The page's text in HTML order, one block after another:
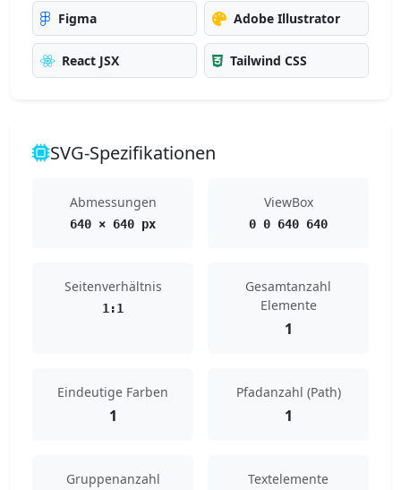
Figma Adobe Illustrator
React JSX Tailwind CSS
SVG-Spezifikationen
Abmessungen
640 × 640 px
ViewBox
0 0 640 640
Seitenverhältnis
1:1
Gesamtanzahl
Elemente
1
Eindeutige Farben
1
Pfadanzahl (Path)
1
Gruppenanzahl Textelemente